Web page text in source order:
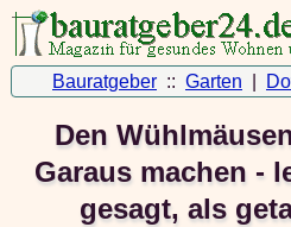
Bauratgeber :: Garten
Den
Garaus machen -
gesagt, als